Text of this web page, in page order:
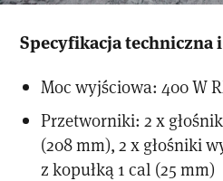
Specyfikacja techniczna
Moc wyjściowa: 400 W
Przetworniki: 2 x
(208 mm), 2 x głośniki
z kopułką 1 cal (25 mm)